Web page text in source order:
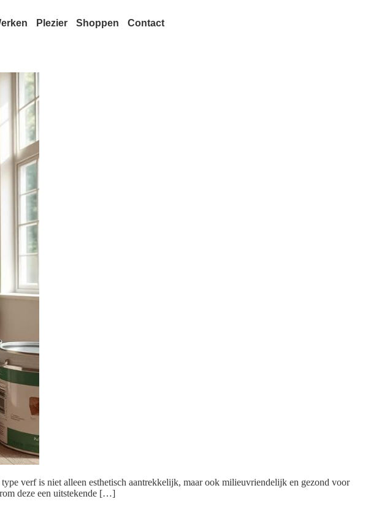
Plezier Shoppen Contact
verf is niet alleen esthetisch aantrekkelijk, maar ook milieuvriendelijk en gezond voor
deze een uitstekende […]